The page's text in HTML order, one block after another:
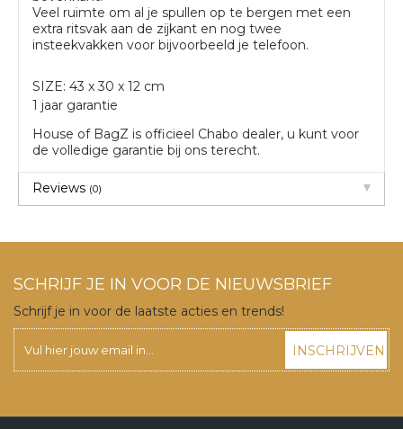
Veel ruimte om al je spullen op te bergen met een
extra ritsvak aan de zijkant en nog twee
insteekvakken voor bijvoorbeeld je telefoon.
SIZE: 43 x 30 x 12 cm
1 jaar garantie
House of BagZ is officieel Chabo dealer, u kunt voor
de volledige garantie bij ons terecht.
Reviews (0)
SCHRIJF JE IN VOOR DE NIEUWSBRIEF
Schrijf je in voor de laatste acties en trends!
INSCHRIJVEN